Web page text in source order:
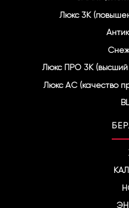
Люкс 3К
Люкс ПРО 3К (высший
Люкс АС (качество